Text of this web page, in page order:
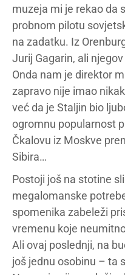
muzeja mi je rekao da
probnom pilotu
na zadatku. Iz
Jurij Gagarin, ali
Onda nam je direktor
zapravo nije imao
već da je Staljin bio
ogromnu popularnost
Čkalovu iz Moskve
Sibira…
Postoji još na stotine
megalomanske
spomenika zabeleži
vremenu koje
Ali ovaj poslednji, na
još jednu osobinu – ta